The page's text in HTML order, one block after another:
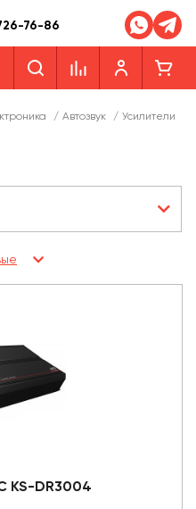
76-86
/ Автозвук / Усилители
KS-DR3004